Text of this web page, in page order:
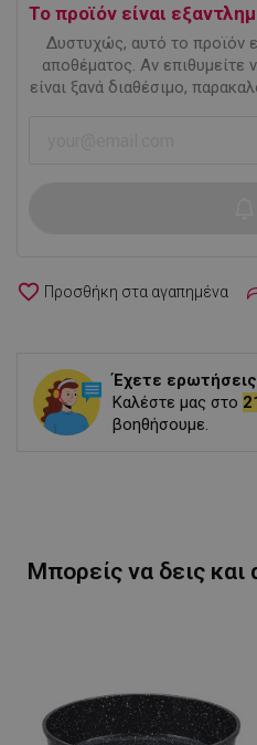
Το προϊόν είναι
Δυστυχώς, αυτό το προϊόν
αποθέματος. Αν
είναι ξανά διαθέσιμο,
favorite_border
Έχετε
Καλέστε μας στο
βοηθήσουμε.
Μπορείς να δεις και